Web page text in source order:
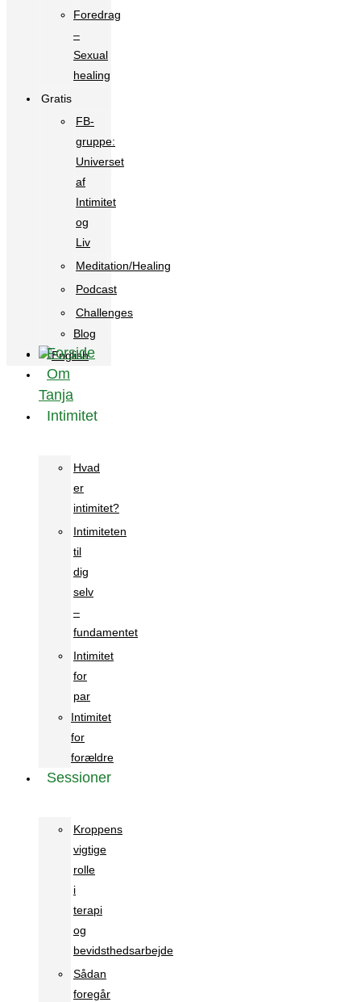
Foredrag
–
Sexual
healing
Gratis
FB-
gruppe:
Universet
af
Intimitet
og
Liv
Meditation/Healing
Podcast
Challenges
Blog
Forside
Om
Tanja
Intimitet
Hvad
er
intimitet?
Intimiteten
til
dig
selv
–
fundamentet
Intimitet
for
par
Intimitet
for
forældre
Sessioner
Kroppens
vigtige
rolle
i
terapi
og
bevidsthedsarbejde
Sådan
foregår